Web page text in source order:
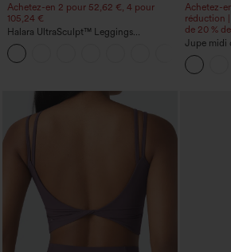
Achetez-en 2 pour 52,62 €, 4 pour
105,24 €
Halara UltraSculpt™ Leggings
d'entraînement sculptants taille haute,
effet ventre plat, avec poche
Achetez-
réduction
de 20 %
Jupe midi
haute à
ourlet